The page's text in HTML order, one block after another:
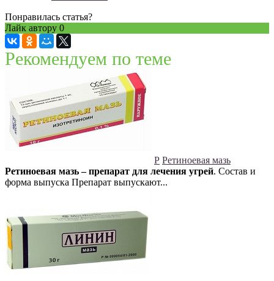
Понравилась статья?
Лайк автору 0
Рекомендуем по теме
Р Ретиноевая мазь
Ретиноевая мазь – препарат для лечения угрей. Состав и
форма выпуска Препарат выпускают...